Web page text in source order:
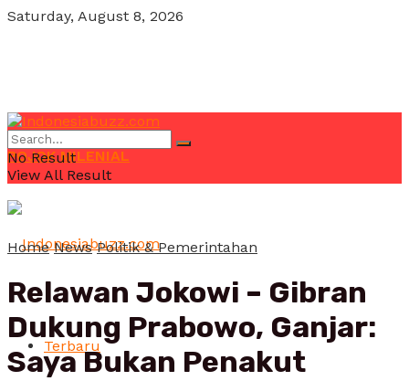
Saturday, August 8, 2026
POJOK MILENIAL
Terbaru
No Result
View All Result
Home News Politik & Pemerintahan
Relawan Jokowi – Gibran
Dukung Prabowo, Ganjar:
Saya Bukan Penakut